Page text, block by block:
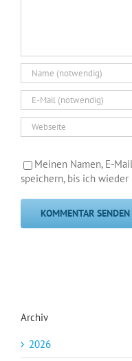
Meinen Namen, E-
speichern, bis ich
Archiv
2026